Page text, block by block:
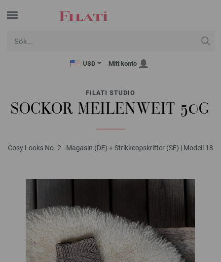
USD Mitt konto
FILATI STUDIO
SOCKOR MEILENWEIT 50G
Cosy Looks No. 2 - Magasin (DE) + Strikkeopskrifter (SE) | Modell 18